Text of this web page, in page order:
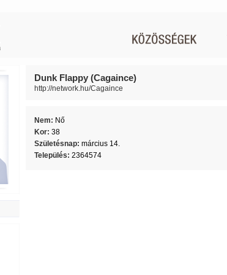
Dunk Flappy (Cagaince)
http://network.hu/Cagaince
Nem: Nő
Kor: 38
Születésnap: március 14.
Település: 2364574